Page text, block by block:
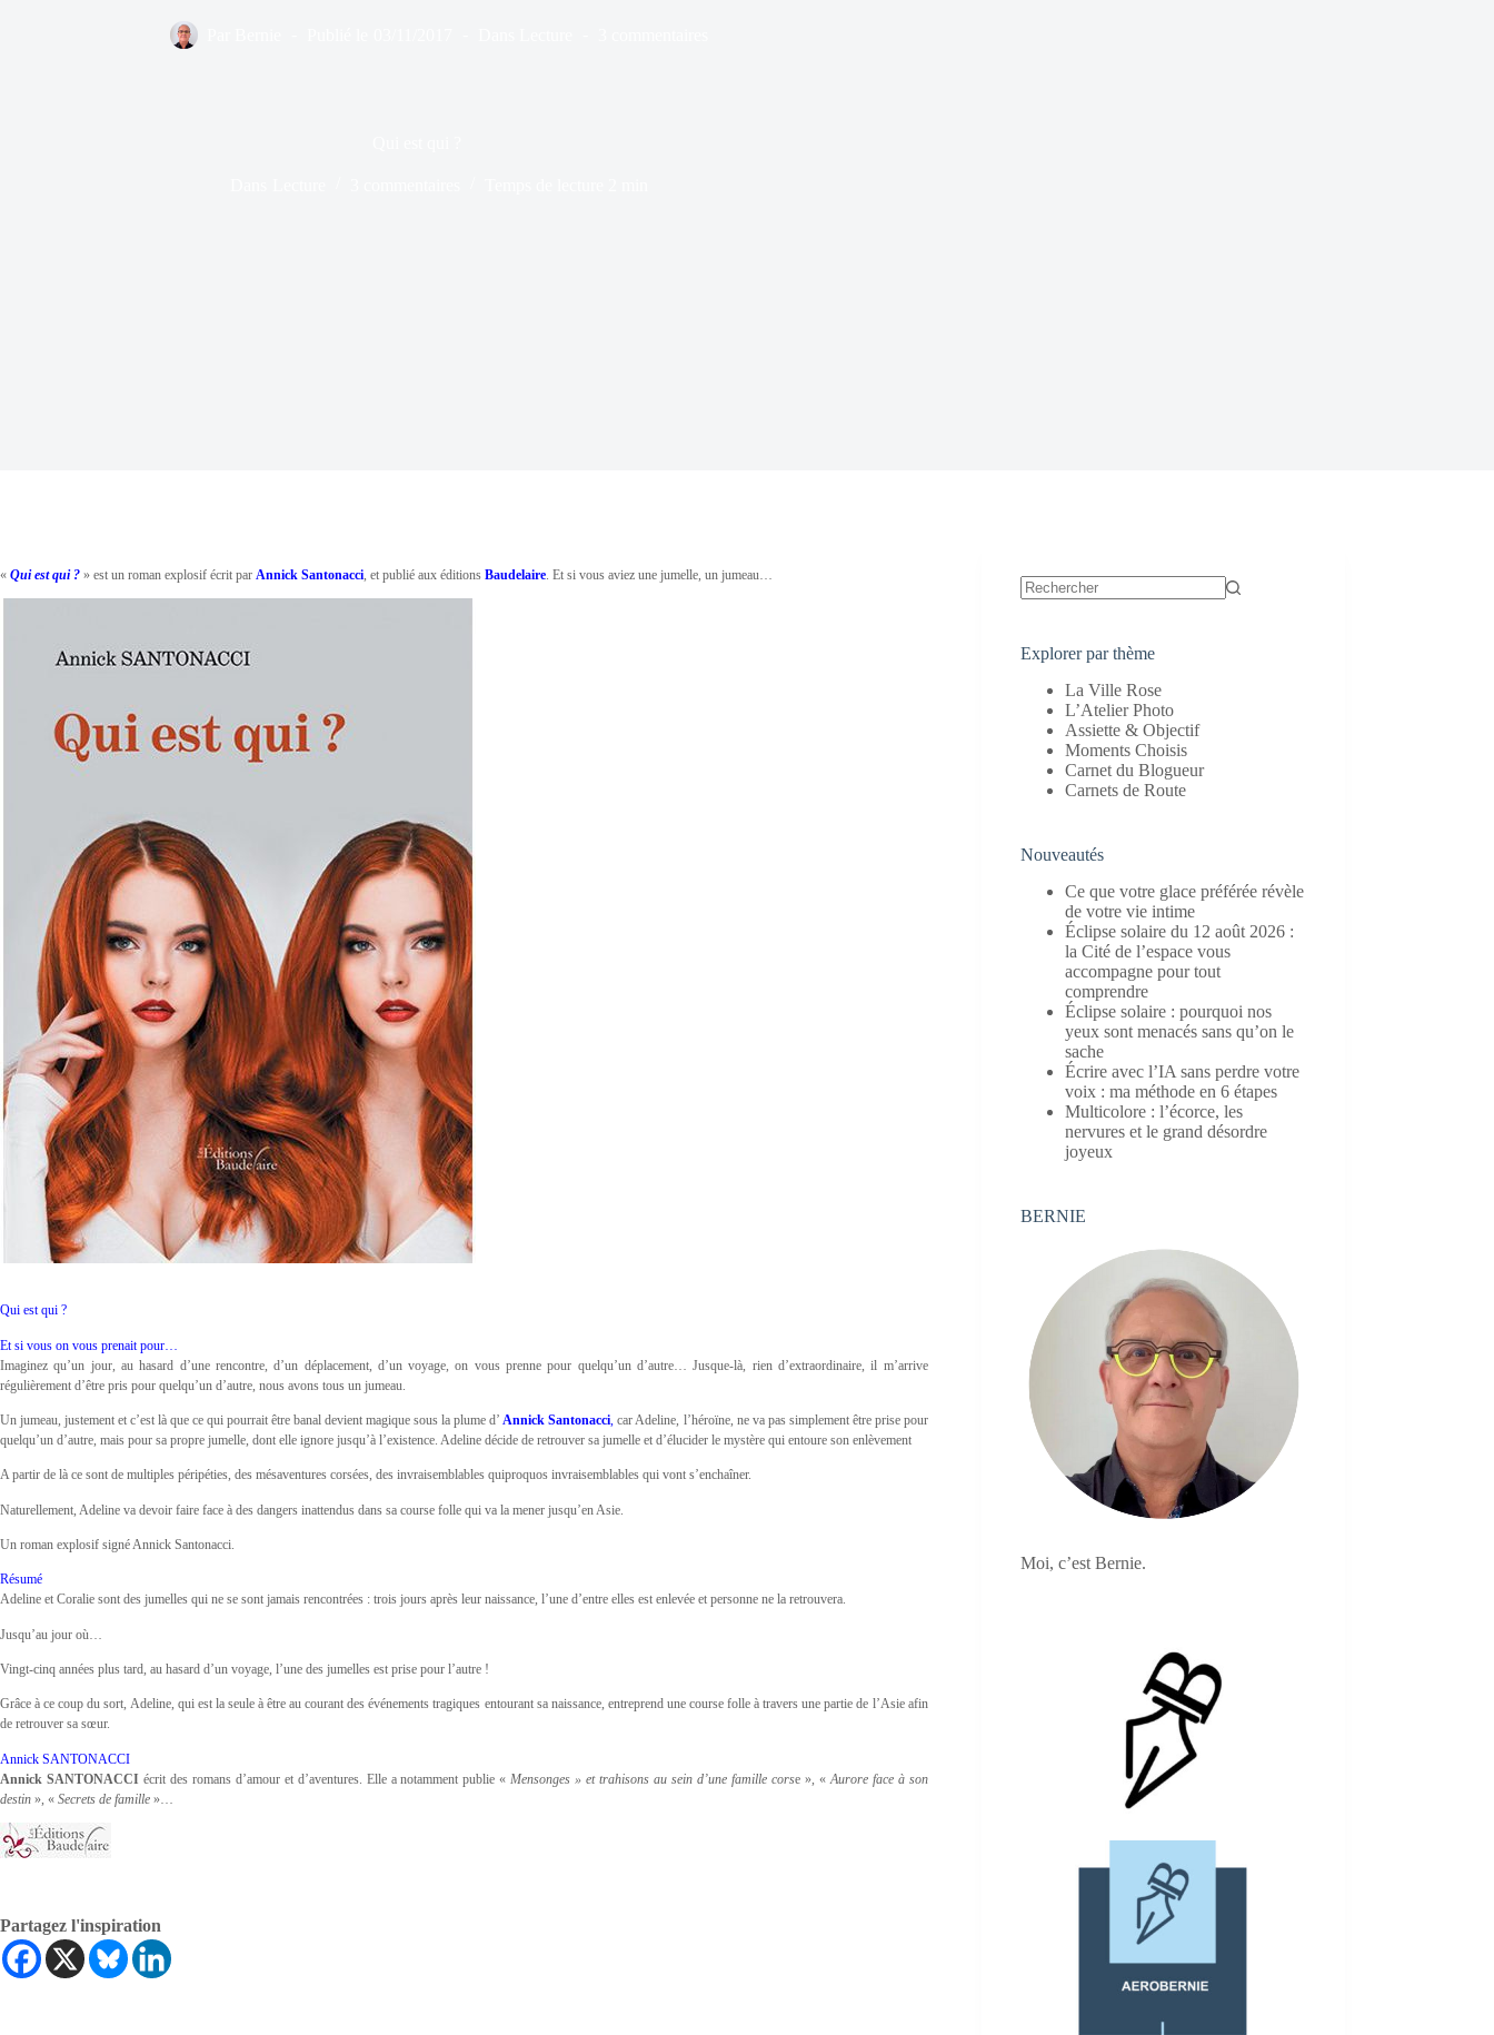
« Qui est qui ? » est un roman explosif écrit par Annick Santonacci, et publié aux éditions Baudelaire. Et si vous aviez une jumelle, un jumeau…
Qui est qui ?
Et si vous on vous prenait pour…
Imaginez qu’un jour, au hasard d’une rencontre, d’un déplacement, d’un voyage, on vous prenne pour quelqu’un d’autre… Jusque-là, rien d’extraordinaire, il m’arrive
régulièrement d’être pris pour quelqu’un d’autre, nous avons tous un jumeau.
Un jumeau, justement et c’est là que ce qui pourrait être banal devient magique sous la plume d’ Annick Santonacci,car Adeline, l’héroïne, ne va pas simplement être prise pour
quelqu’un d’autre, mais pour sa propre jumelle, dont elle ignore jusqu’à l’existence. Adeline décide de retrouver sa jumelle et d’élucider le mystère qui entoure son enlèvement
A partir de là ce sont de multiples péripéties, des mésaventures corsées, des invraisemblables quiproquos invraisemblables qui vont s’enchaîner.
Naturellement, Adeline va devoir faire face à des dangers inattendus dans sa course folle qui va la mener jusqu’en Asie.
Un roman explosif signé Annick Santonacci.
Résumé
Adeline et Coralie sont des jumelles qui ne se sont jamais rencontrées : trois jours après leur naissance, l’une d’entre elles est enlevée et personne ne la retrouvera.
Jusqu’au jour où…
Vingt-cinq années plus tard, au hasard d’un voyage, l’une des jumelles est prise pour l’autre !
Grâce à ce coup du sort, Adeline, qui est la seule à être au courant des événements tragiques entourant sa naissance, entreprend une course folle à travers une partie de l’Asie afin
de retrouver sa sœur.
Annick SANTONACCI
Annick SANTONACCI écrit des romans d’amour et d’aventures. Elle a notamment publie « Mensonges » et trahisons au sein d’une famille corse », « Aurore face à son
destin », « Secrets de famille »
Partagez l'inspiration
Explorer par thème
La Ville Rose
L’Atelier Photo
Assiette & Objectif
Moments Choisis
Carnet du Blogueur
Carnets de Route
Nouveautés
Ce que votre glace préférée révèle
de votre vie intime
Éclipse solaire du 12 août 2026 :
la Cité de l’espace vous
accompagne pour tout
comprendre
Éclipse solaire : pourquoi nos
yeux sont menacés sans qu’on le
sache
Écrire avec l’IA sans perdre votre
voix : ma méthode en 6 étapes
Multicolore : l’écorce, les
nervures et le grand désordre
joyeux
BERNIE
Moi, c’est Bernie.